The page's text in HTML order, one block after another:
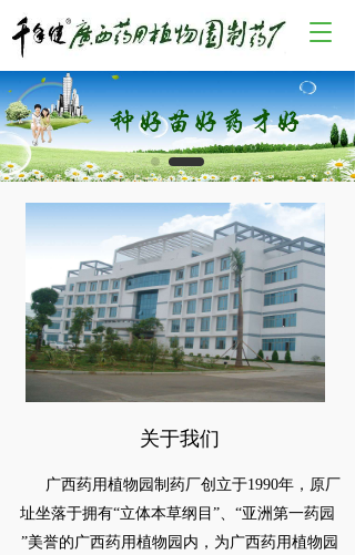
T
g
g
l
e
n
a
v
i
g
t
i
o
n
关于我们
址坐落于拥有“立体本草纲目”、“亚洲第一药园
”美誉的广西药用植物园内，为广西药用植物园